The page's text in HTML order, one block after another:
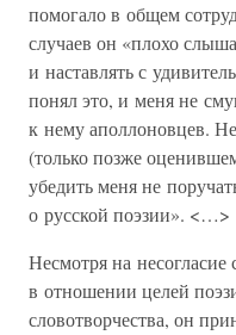
помогало в общем
случаев он «плохо
и наставлять с
понял это, и меня не
к нему аполлоновцев.
(только позже
убедить меня не
о русской поэзии». <…>
Несмотря на
в отношении целей
словотворчества, он